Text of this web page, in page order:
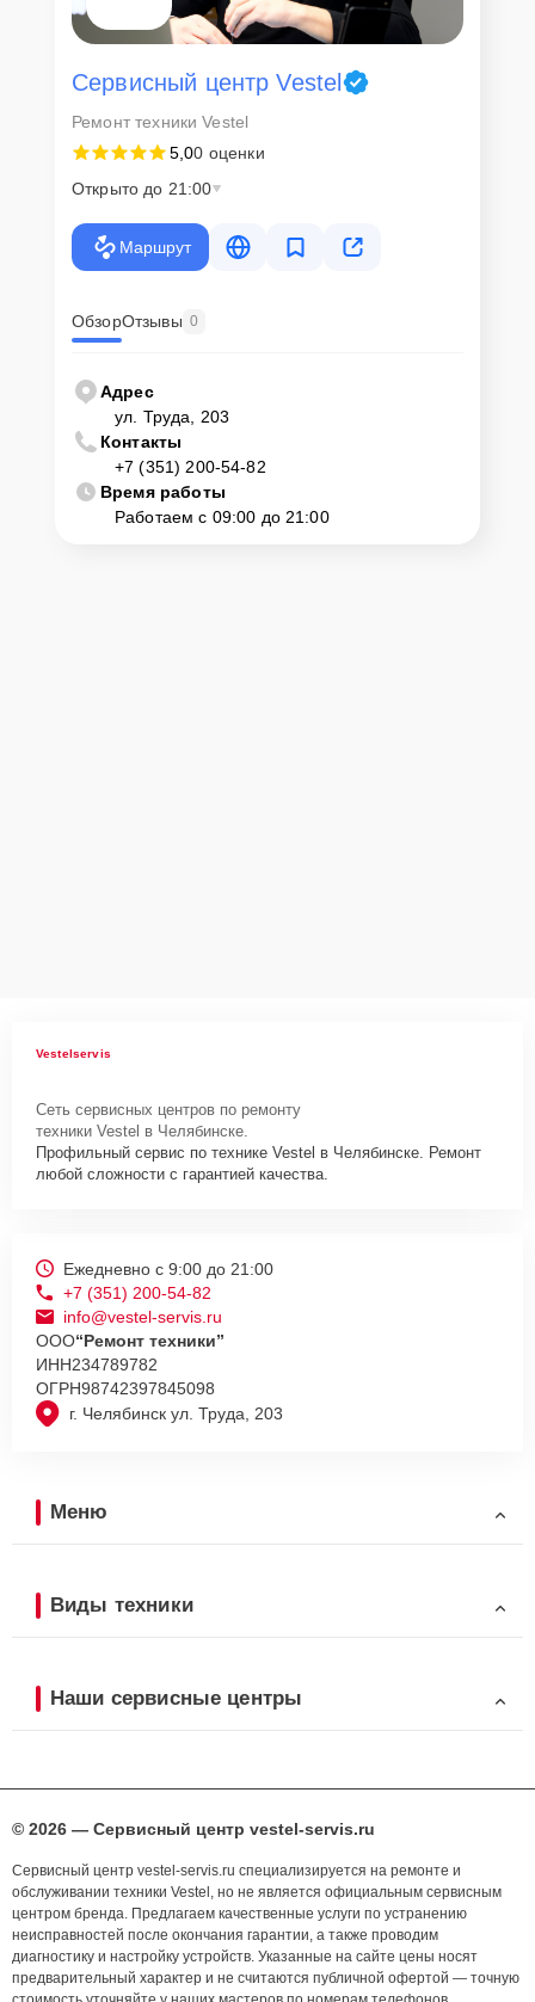
Сервисный центр Vestel
Ремонт техники Vestel
5,00 оценки
Открыто до 21:00
Маршрут
ОбзорОтзывы 0
Адрес
ул. Труда, 203
Контакты
+7 (351) 200-54-82
Время работы
Работаем с 09:00 до 21:00
Vestelservis
Сеть сервисных центров по ремонту
техники Vestel в Челябинске.
Профильный сервис по технике Vestel в Челябинске. Ремонт
любой сложности с гарантией качества.
г. Челябинск ул. Труда, 203
Ежедневно с 9:00 до 21:00
+7 (351) 200-54-82
info@vestel-servis.ru
ООО“Ремонт техники”
ИНН234789782
ОГРН98742397845098
Меню
Виды техники
Наши сервисные центры
© 2026 — Сервисный центр vestel-servis.ru
Сервисный центр vestel-servis.ru специализируется на ремонте и
обслуживании техники Vestel, но не является официальным сервисным
центром бренда. Предлагаем качественные услуги по устранению
неисправностей после окончания гарантии, а также проводим
диагностику и настройку устройств. Указанные на сайте цены носят
предварительный характер и не считаются публичной офертой — точную